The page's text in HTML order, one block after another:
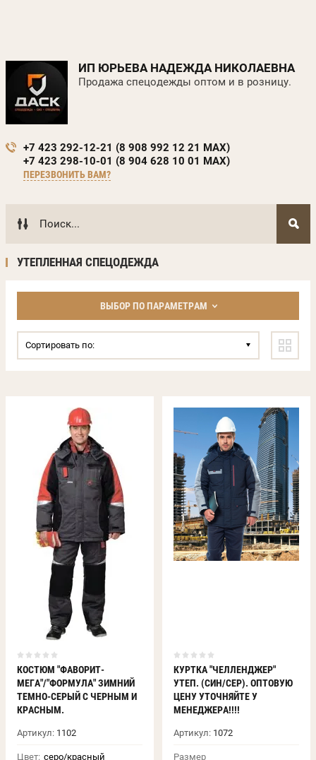
ИП ЮРЬЕВА НАДЕЖДА НИКОЛАЕВНА
Продажа спецодежды оптом и в розницу.
+7 423 292-12-21 (8 908 992 12 21 MAX)
+7 423 298-10-01 (8 904 628 10 01 MAX)
ПЕРЕЗВОНИТЬ ВАМ?
УТЕПЛЕННАЯ СПЕЦОДЕЖДА
Сортировать по:
ВЫБОР ПО ПАРАМЕТРАМ
КОСТЮМ "ФАВОРИТ-
МЕГА"/"ФОРМУЛА" ЗИМНИЙ
ТЕМНО-СЕРЫЙ С ЧЕРНЫМ И
КРАСНЫМ.
Артикул: 1102
Цвет: серо/красный
КУРТКА "ЧЕЛЛЕНДЖЕР"
УТЕП. (СИН/СЕР). ОПТОВУЮ
ЦЕНУ УТОЧНЯЙТЕ У
МЕНЕДЖЕРА!!!!
Артикул:1072
Размер